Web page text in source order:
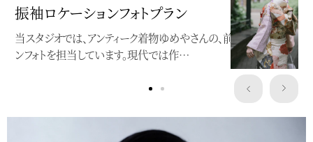
振袖ロケーションフォトプラン
当スタジオでは、アンティーク着物ゆめやさんの、前撮りロケーショ
ンフォトを担当しています。現代では作…
出張着付け＆ヘアメイク
曽祖母の色打掛で
ひいおばあちゃまの色打掛を披露宴でお召しになりたいとのご
Service